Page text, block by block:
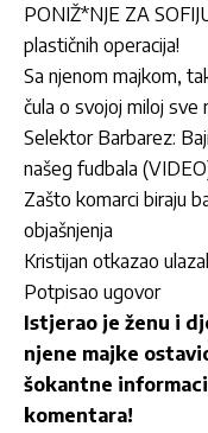
PONIŽ*NJE ZA
plastičnih operacija!
Sa njenom majkom,
čula o svojoj miloj sve
Selektor Barbarez:
našeg fudbala
Zašto komarci biraju
objašnjenja
Kristijan otkazao
Potpisao ugovor
Istjerao je ženu i
njene majke
šokantne
komentara!